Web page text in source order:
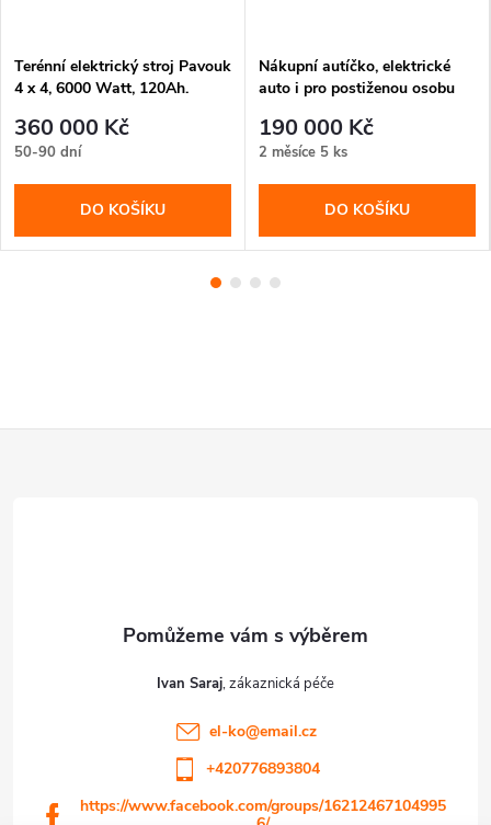
Terénní elektrický stroj Pavouk
4 x 4, 6000 Watt, 120Ah.
360 000 Kč
50-90 dní
DO KOŠÍKU
Nákupní autíčko, elektrické
auto i pro postiženou osobu
190 000 Kč
2 měsíce 5 ks
DO KOŠÍKU
Ivan Saraj
el-ko@email.cz
+420776893804
https://www.facebook.com/groups/16212467104995